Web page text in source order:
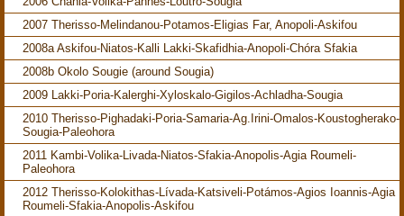
2007 Therisso-Melindanou-Potamos-Eligias Far, Anopoli-Askifou
2008a Askifou-Niatos-Kalli Lakki-Skafidhia-Anopoli-Chóra Sfakia
2008b Okolo Sougie (around Sougia)
2009 Lakki-Poria-Kalerghi-Xyloskalo-Gigilos-Achladha-Sougia
2010 Therisso-Pighadaki-Poria-Samaria-Ag.Irini-Omalos-Koustogherako-
Sougia-Paleohora
2011 Kambi-Volika-Livada-Niatos-Sfakia-Anopolis-Agia Roumeli-
Paleohora
2012 Therisso-Kolokithas-Lívada-Katsiveli-Potámos-Agios Ioannis-Agia
Roumeli-Sfakia-Anopolis-Askifou